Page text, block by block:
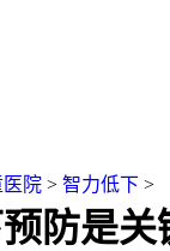
医院 > 智力低下 >
防是关